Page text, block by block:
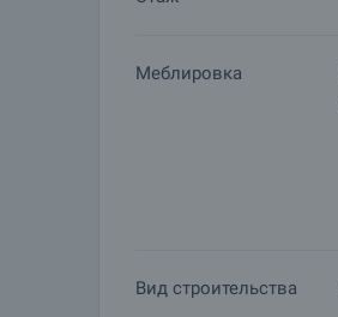
Меблировка
Вид строительства